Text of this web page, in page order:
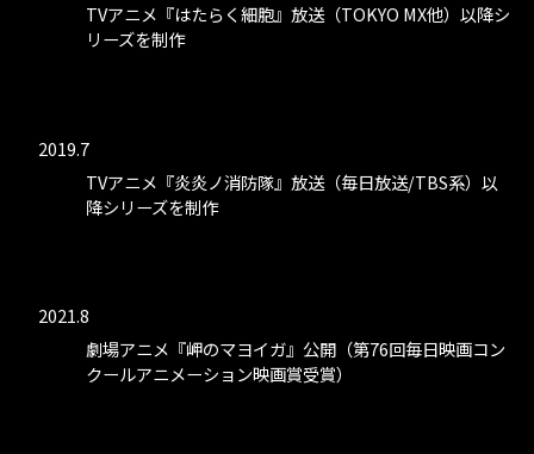
TVアニメ『はたらく細胞』放送（TOKYO MX他）以降シ
リーズを制作
2019.7
TVアニメ『炎炎ノ消防隊』放送（毎日放送/TBS系）以
降シリーズを制作
2021.8
劇場アニメ『岬のマヨイガ』公開（第76回毎日映画コン
クールアニメーション映画賞受賞）